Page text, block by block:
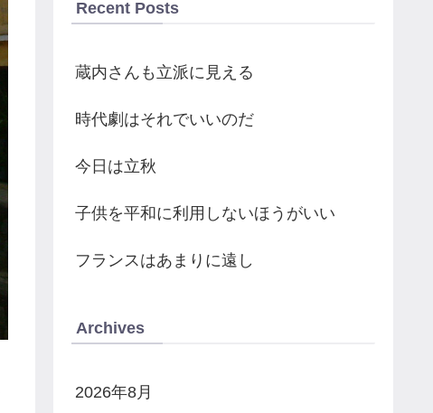
Recent Posts
蔵内さんも立派に見える
時代劇はそれでいいのだ
今日は立秋
子供を平和に利用しないほうがいい
フランスはあまりに遠し
Archives
2026年8月